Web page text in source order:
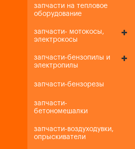
запчасти на тепловое
оборудование
запчасти- мотокосы,
электрокосы
запчасти-бензопилы и
электропилы
запчасти-бензорезы
запчасти-
бетономешалки
запчасти-воздуходувки,
опрыскиватели